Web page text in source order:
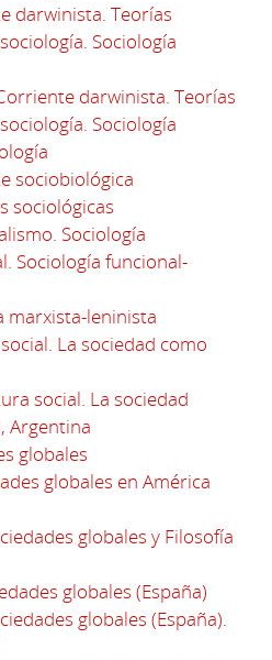
darwinista. Teorías
Sociología
darwinista. Teorías
Sociología
sociobiológica
sociológicas
Sociología
Sociología funcional-
marxista-leninista
La sociedad como
social. La sociedad
Argentina
globales
globales en América
globales y Filosofía
globales (España)
globales (España).